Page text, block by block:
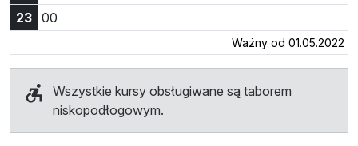
23 00
Ważny od 01.05.2022
Wszystkie kursy obsługiwane są taborem
niskopodłogowym.